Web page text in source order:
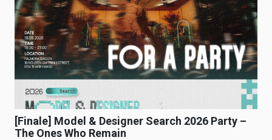
[Finale] Model & Designer Search 2026 Party –
The Ones Who Remain